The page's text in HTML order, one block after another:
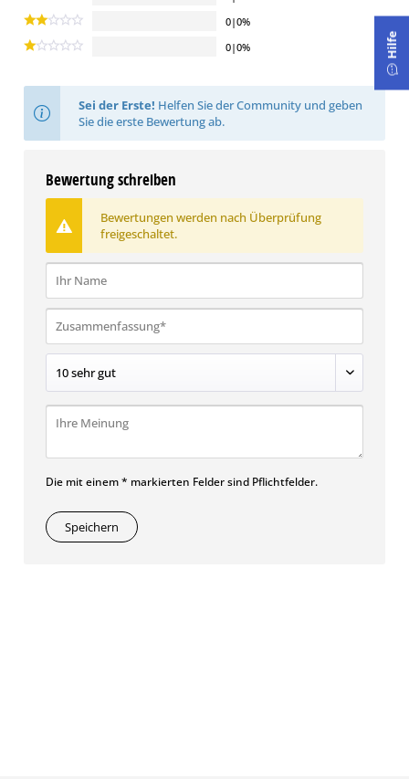
0|0%
0|0%
Sei der Erste! Helfen Sie der Community und geben
Sie die erste Bewertung ab.
Bewertung schreiben
Bewertungen werden nach Überprüfung
freigeschaltet.
Die mit einem * markierten Felder sind Pflichtfelder.
Speichern
Hilfe